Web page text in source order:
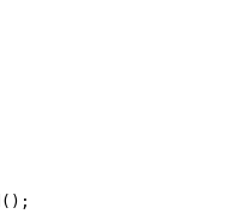
();